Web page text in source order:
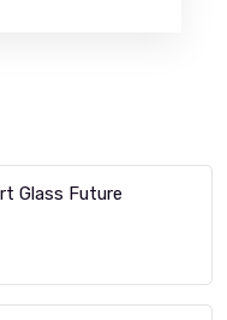
Glass Future